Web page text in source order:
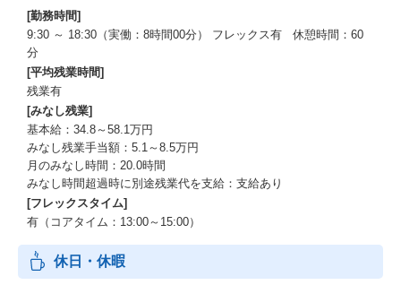
[勤務時間]
9:30 ～ 18:30（実働：8時間00分） フレックス有 休憩時間：60
分
[平均残業時間]
残業有
[みなし残業]
基本給：34.8～58.1万円
みなし残業手当額：5.1～8.5万円
月のみなし時間：20.0時間
みなし時間超過時に別途残業代を支給：支給あり
[フレックスタイム]
有（コアタイム：13:00～15:00）
休日・休暇